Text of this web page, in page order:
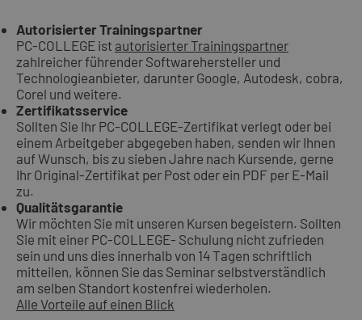
Autorisierter Trainingspartner
PC-COLLEGE ist autorisierter Trainingspartner
zahlreicher führender Softwarehersteller und
Technologieanbieter, darunter Google, Autodesk, cobra,
Corel und weitere.
Zertifikatsservice
Sollten Sie Ihr PC-COLLEGE-Zertifikat verlegt oder bei
einem Arbeitgeber abgegeben haben, senden wir Ihnen
auf Wunsch, bis zu sieben Jahre nach Kursende, gerne
Ihr Original-Zertifikat per Post oder ein PDF per E-Mail
zu.
Qualitätsgarantie
Wir möchten Sie mit unseren Kursen begeistern. Sollten
Sie mit einer PC-COLLEGE- Schulung nicht zufrieden
sein und uns dies innerhalb von 14 Tagen schriftlich
mitteilen, können Sie das Seminar selbstverständlich
am selben Standort kostenfrei wiederholen.
Alle Vorteile auf einen Blick